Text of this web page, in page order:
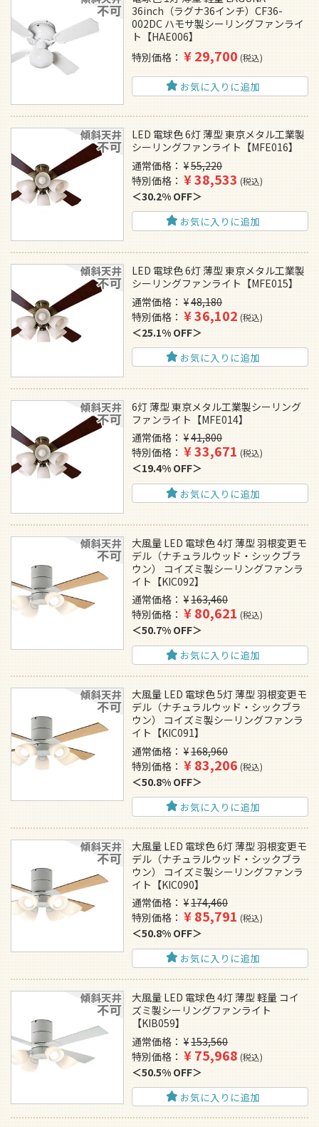
36inch（ラグナ36インチ）CF36-
002DC ハモサ製シーリングファンライ
ト【HAE006】
特別価格
¥29,700 税込
お気に入りに追加
LED 電球色 6灯 薄型 東京メタル工業製
シーリングファンライト【MFE016】
通常価格
¥55,220
特別価格
¥38,533 税込
30.2% OFF
お気に入りに追加
LED 電球色 6灯 薄型 東京メタル工業製
シーリングファンライト【MFE015】
通常価格
¥48,180
特別価格
¥36,102 税込
25.1% OFF
お気に入りに追加
6灯 薄型 東京メタル工業製シーリング
ファンライト【MFE014】
通常価格
¥41,800
特別価格
¥33,671 税込
19.4% OFF
お気に入りに追加
大風量 LED 電球色 4灯 薄型 羽根変更モ
デル（ナチュラルウッド・シックブラ
ウン） コイズミ製シーリングファンラ
イト【KIC092】
通常価格
¥163,460
特別価格
¥80,621 税込
50.7% OFF
お気に入りに追加
大風量 LED 電球色 5灯 薄型 羽根変更モ
デル（ナチュラルウッド・シックブラ
ウン） コイズミ製シーリングファンラ
イト【KIC091】
通常価格
¥168,960
特別価格
¥83,206 税込
50.8% OFF
お気に入りに追加
大風量 LED 電球色 6灯 薄型 羽根変更モ
デル（ナチュラルウッド・シックブラ
ウン） コイズミ製シーリングファンラ
イト【KIC090】
通常価格
¥174,460
特別価格
¥85,791 税込
50.8% OFF
お気に入りに追加
大風量 LED 電球色 4灯 薄型 軽量 コイ
ズミ製シーリングファンライト
【KIB059】
通常価格
¥153,560
特別価格
¥75,968 税込
50.5% OFF
お気に入りに追加